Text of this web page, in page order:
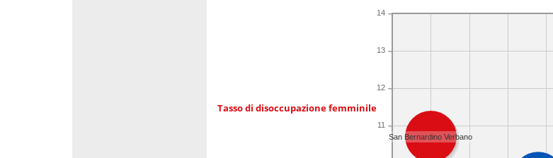
Tasso di disoccupazione femminile
11
12
13
14
San Bernardino Verbano